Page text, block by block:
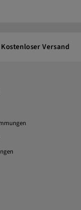
Kostenloser Versand